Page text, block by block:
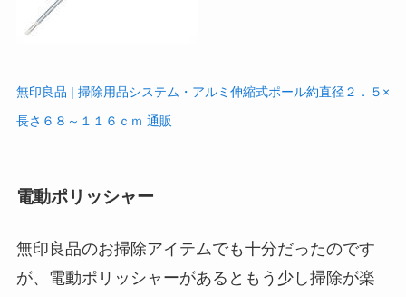
無印良品 | 掃除用品システム・アルミ伸縮式ポール約直径２．５×
長さ６８～１１６ｃｍ 通販
電動ポリッシャー
無印良品のお掃除アイテムでも十分だったのです
が、電動ポリッシャーがあるともう少し掃除が楽